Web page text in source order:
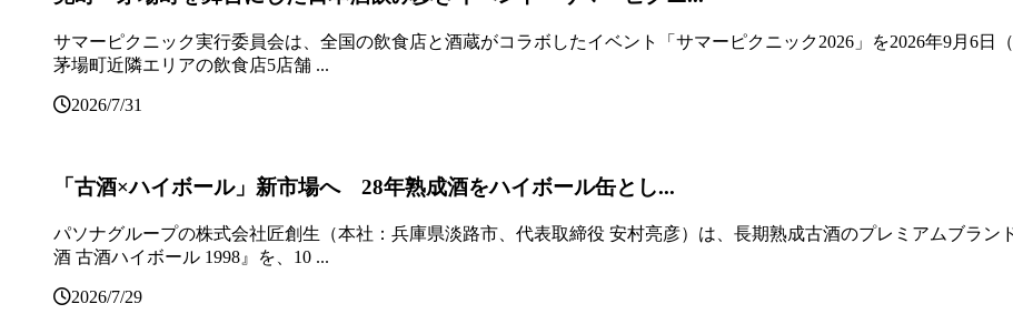
サマーピクニック実⾏委員会は、全国の飲⾷店と酒蔵がコラボしたイベント「サマーピクニック2026」を2026年9月6日
茅場町近隣エリアの飲食店5店舗 ...
2026/7/31
「古酒×ハイボール」新市場へ 28年熟成酒をハイボール缶とし...
パソナグループの株式会社匠創生（本社：兵庫県淡路市、代表取締役 安村亮彦）は、長期熟成古酒のプレミアムブラ
酒 古酒ハイボール 1998』を、10 ...
2026/7/29